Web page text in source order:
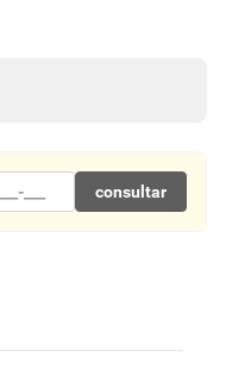
consultar